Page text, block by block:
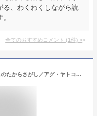
る、わくわくしながら読
全てのおすすめコメント (1件) >
【3980円以上送料無料】クリスマスのたからさがし／アグ・ヤトコフスカ／え みたかよこ／やく